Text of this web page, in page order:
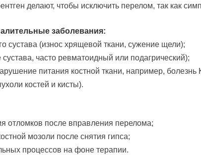
делают, чтобы исключить перелом, так как
заболевания:
сустава (износ хрящевой ткани, сужение щели);
часто ревматоидный или подагрический);
питания костной ткани, например, болезнь
костей и кисты).
отломков после вправления перелома;
мозоли после снятия гипса;
процессов на фоне терапии.